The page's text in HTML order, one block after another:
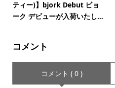
ティー)】bjork Debut ビョ
ーク デビューが入荷いたし...
コメント
コメント ( 0 )